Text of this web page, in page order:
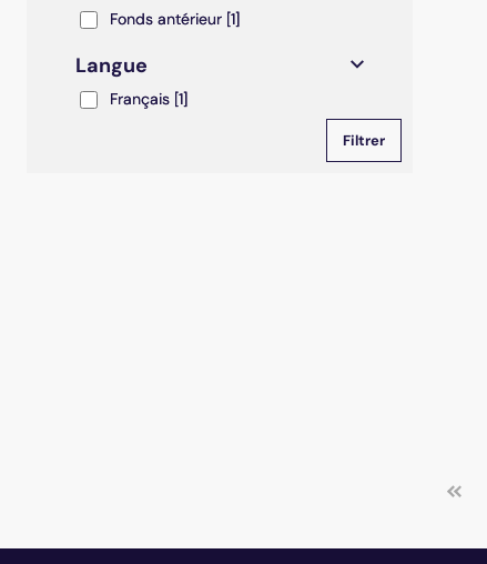
Fonds antérieur
Fonds antérieur [1]
Langue
Français
Français [1]